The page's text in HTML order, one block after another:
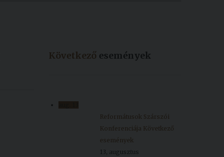
Következő események
Reformátusok Szárszói
Konferenciája Következő
események
13, augusztus